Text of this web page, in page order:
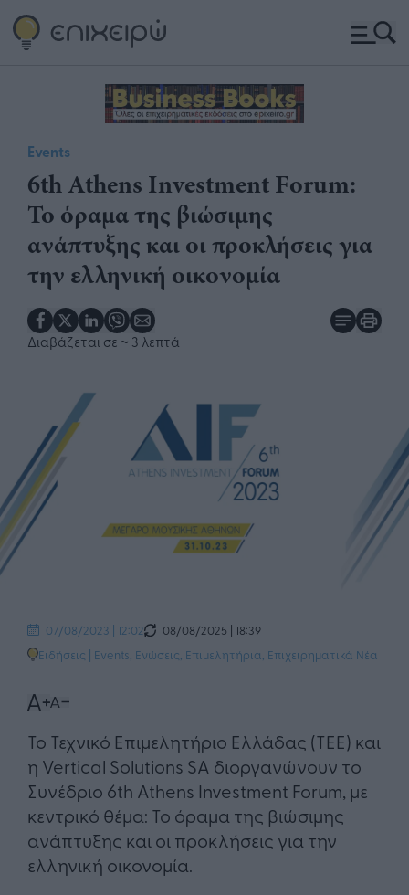
Events
6th Athens Investment Forum:
Το όραμα της βιώσιμης
ανάπτυξης και οι προκλήσεις για
την ελληνική οικονομία
Διαβάζεται σε ~ 3 λεπτά
07/08/2023 | 12:02
08/08/2025 | 18:39
Ειδήσεις | Events Ενώσεις, Επιμελητήρια Επιχειρηματικά Νέα
Το Τεχνικό Επιμελητήριο Ελλάδας (ΤΕΕ) και
η Vertical Solutions SA διοργανώνουν το
Συνέδριο 6th Athens Investment Forum, με
κεντρικό θέμα: Το όραμα της βιώσιμης
ανάπτυξης και οι προκλήσεις για την
ελληνική οικονομία.